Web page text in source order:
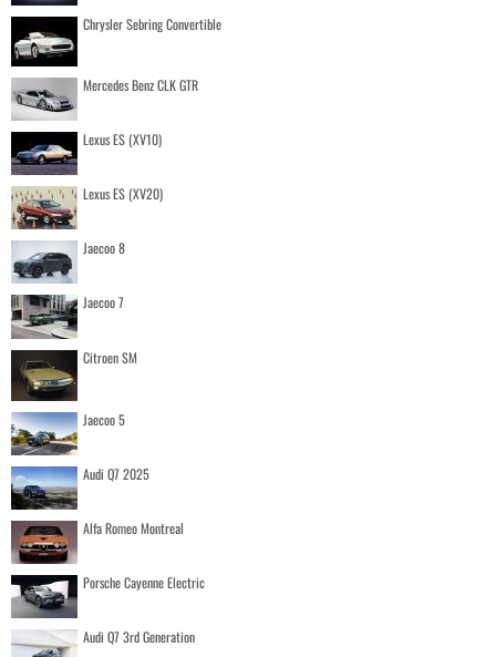
Chrysler Sebring Convertible
Mercedes Benz CLK GTR
Lexus ES (XV10)
Lexus ES (XV20)
Jaecoo 8
Jaecoo 7
Citroen SM
Jaecoo 5
Audi Q7 2025
Alfa Romeo Montreal
Porsche Cayenne Electric
Audi Q7 3rd Generation